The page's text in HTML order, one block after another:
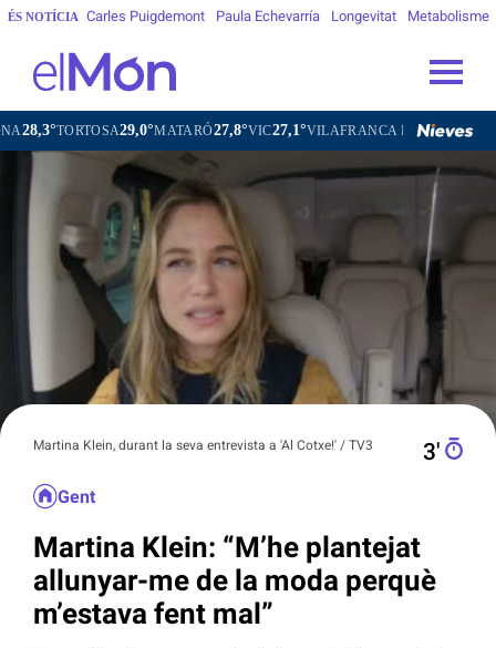
ÉS NOTÍCIA Carles Puigdemont Paula Echevarría Longevitat Metabolisme
29,0°MATARÓ27,8°VIC27,1°VILAFRANCA DEL PENEDÈS26,7°
Martina Klein, durant la seva entrevista a 'Al Cotxe!' / TV3 3′
Gent
Martina Klein: “M’he plantejat
allunyar-me de la moda perquè
m’estava fent mal”